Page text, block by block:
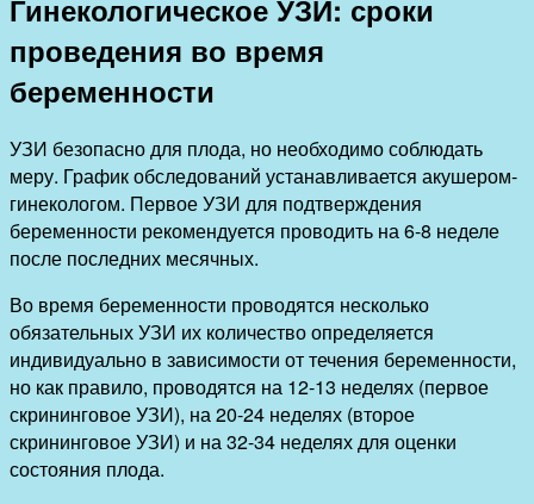
Гинекологическое УЗИ: сроки
проведения во время
беременности
УЗИ безопасно для плода, но необходимо соблюдать
меру. График обследований устанавливается акушером-
гинекологом. Первое УЗИ для подтверждения
беременности рекомендуется проводить на 6-8 неделе
после последних месячных.
Во время беременности проводятся несколько
обязательных УЗИ их количество определяется
индивидуально в зависимости от течения беременности,
но как правило, проводятся на 12-13 неделях (первое
скрининговое УЗИ), на 20-24 неделях (второе
скрининговое УЗИ) и на 32-34 неделях для оценки
состояния плода.